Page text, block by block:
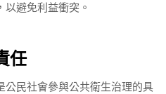
避免利益衝突。
任
公民社會參與公共衛生治理的具